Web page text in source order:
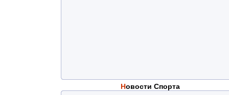
Новости Спорта